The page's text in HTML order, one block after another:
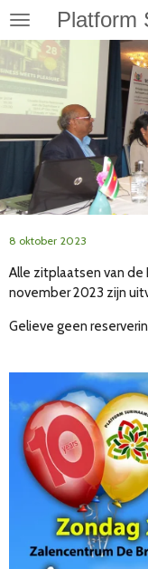
Ga
direct
naar
de
hoofdinhoud
Platform
8 oktober 2023
Alle zitplaatsen van de
november 2023 zijn
Gelieve geen